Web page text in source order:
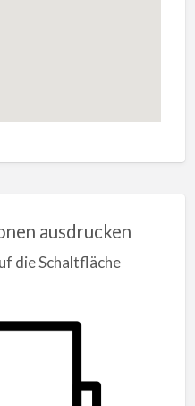
ausdrucken
die Schaltfläche